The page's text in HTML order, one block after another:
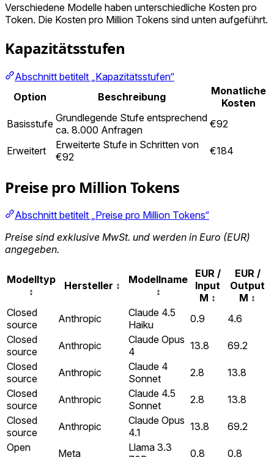
Verschiedene Modelle haben unterschiedliche Kosten pro
Token. Die Kosten pro Million Tokens sind unten aufgeführt.
Kapazitätsstufen
Abschnitt betitelt „Kapazitätsstufen“
Option
Beschreibung
Monatliche
Kosten
Basisstufe Grundlegende Stufe entsprechend
ca. 8.000 Anfragen
€92
Erweitert
Erweiterte Stufe in Schritten von
€92
€184
Preise pro Million Tokens
Abschnitt betitelt „Preise pro Million Tokens“
Preise sind exklusive MwSt. und werden in Euro (EUR)
angegeben.
Modelltyp
↕
Hersteller ↕
Modellname
↕
EUR /
Input
M ↕
EUR /
Output
M ↕
Closed
source
Anthropic
Claude 4.5
Haiku
0.9
4.6
Closed
source
Anthropic
Claude Opus
4
13.8
69.2
Closed
source
Anthropic
Claude 4
Sonnet
2.8
13.8
Closed
source
Anthropic
Claude 4.5
Sonnet
2.8
13.8
Closed
source
Anthropic
Claude Opus
4.1
13.8
69.2
Open
Meta
Llama 3.3
0.8 0.8